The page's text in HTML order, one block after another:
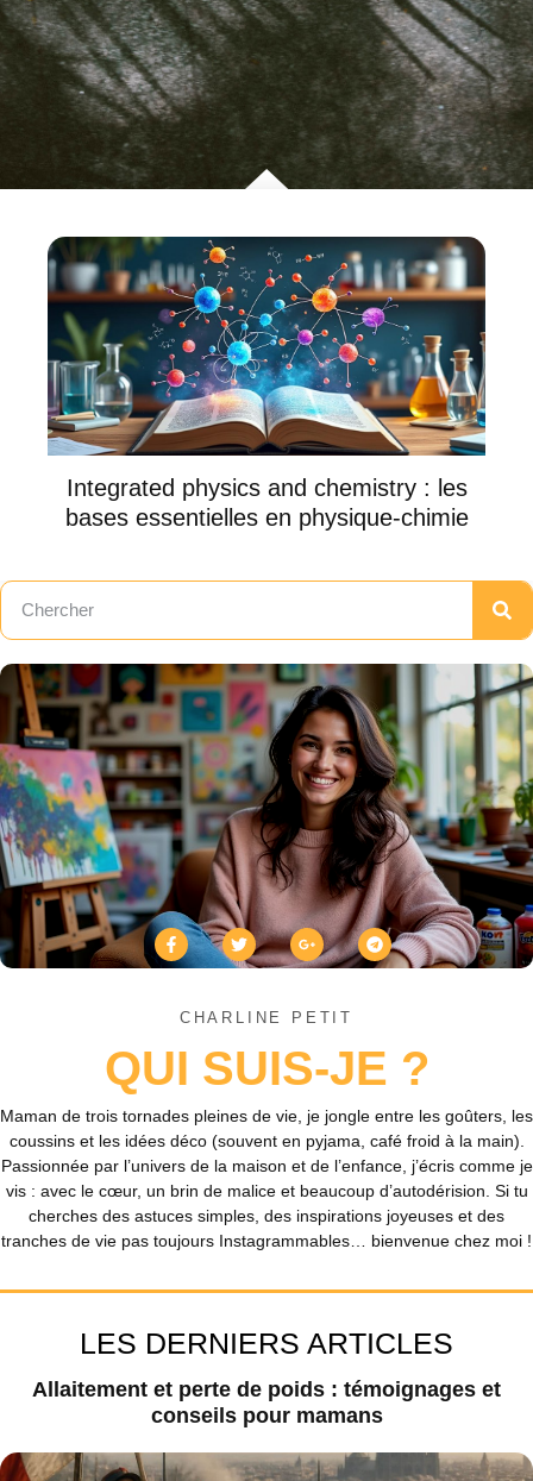
Integrated physics and chemistry : les
bases essentielles en physique-chimie
CHARLINE PETIT
QUI SUIS-JE ?
Maman de trois tornades pleines de vie, je jongle entre les goûters, les
coussins et les idées déco (souvent en pyjama, café froid à la main).
Passionnée par l’univers de la maison et de l’enfance, j’écris comme je
vis : avec le cœur, un brin de malice et beaucoup d’autodérision. Si tu
cherches des astuces simples, des inspirations joyeuses et des
tranches de vie pas toujours Instagrammables… bienvenue chez moi !
LES DERNIERS ARTICLES
Allaitement et perte de poids : témoignages et
conseils pour mamans